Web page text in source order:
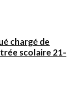
chargé de
scolaire 21-